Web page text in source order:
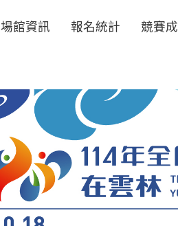
場館資訊 報名統計 競賽